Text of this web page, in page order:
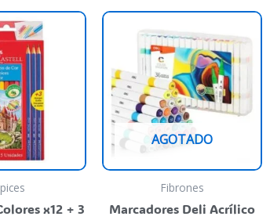
x12 + 3
AGOTADO
Fibrones
Marcadores Deli Acrílico